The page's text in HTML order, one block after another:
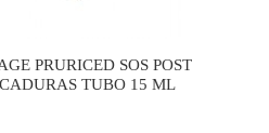
PRURICED SOS POST
TUBO 15 ML